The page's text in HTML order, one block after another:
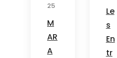
25
M
AR
A
Le
s
En
tr